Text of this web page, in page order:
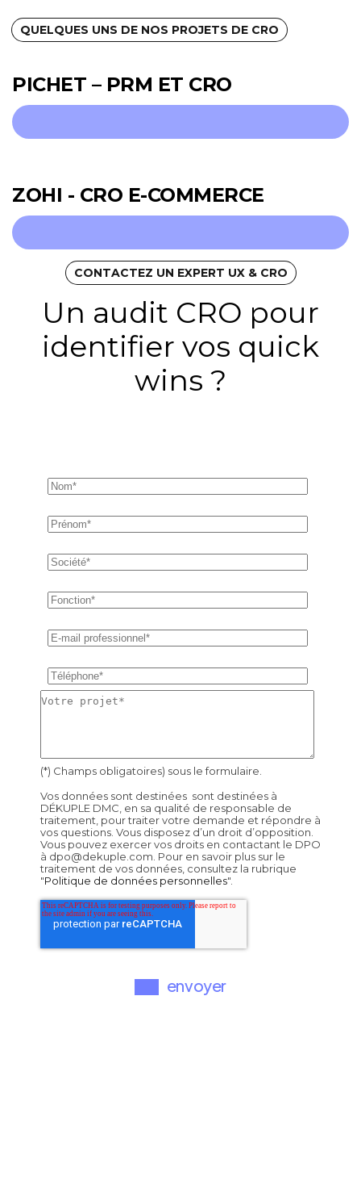
QUELQUES UNS DE NOS PROJETS DE CRO
PICHET – PRM ET CRO
ZOHI - CRO E-COMMERCE
CONTACTEZ UN EXPERT UX & CRO
Un audit CRO pour
identifier vos quick
wins ?
(*) Champs obligatoires) sous le formulaire.
Vos données sont destinées sont destinées à
DÉKUPLE DMC, en sa qualité de responsable de
traitement, pour traiter votre demande et répondre à
vos questions. Vous disposez d’un droit d’opposition.
Vous pouvez exercer vos droits en contactant le DPO
à dpo@dekuple.com. Pour en savoir plus sur le
traitement de vos données, consultez la rubrique
"Politique de données personnelles".